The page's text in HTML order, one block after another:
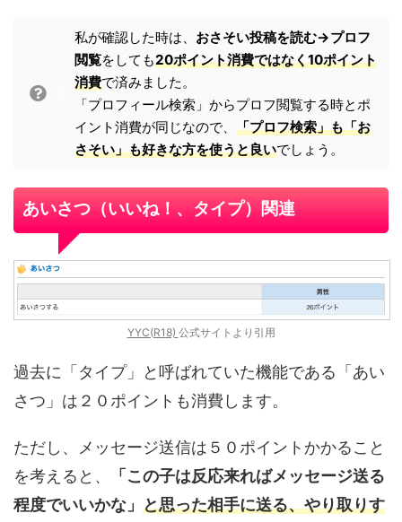
私が確認した時は、 おさそい投稿を読む→プロフ
閲覧をしても20ポイント消費ではなく10ポイント
消費で済みました。
「プロフィール検索」からプロフ閲覧する時とポ
イント消費が同じなので、 「プロフ検索」も「お
さそい」も好きな方を使うと良いでしょう。
あいさつ（いいね！、タイプ）関連
YYC(R18) 公式サイトより引用
過去に「タイプ」と呼ばれていた機能である「あい
さつ」は２０ポイントも消費します。
ただし、メッセージ送信は５０ポイントかかること
を考えると、
「この子は反応来ればメッセージ送る
程度でいいかな」 と思った相手に送る、やり取りす